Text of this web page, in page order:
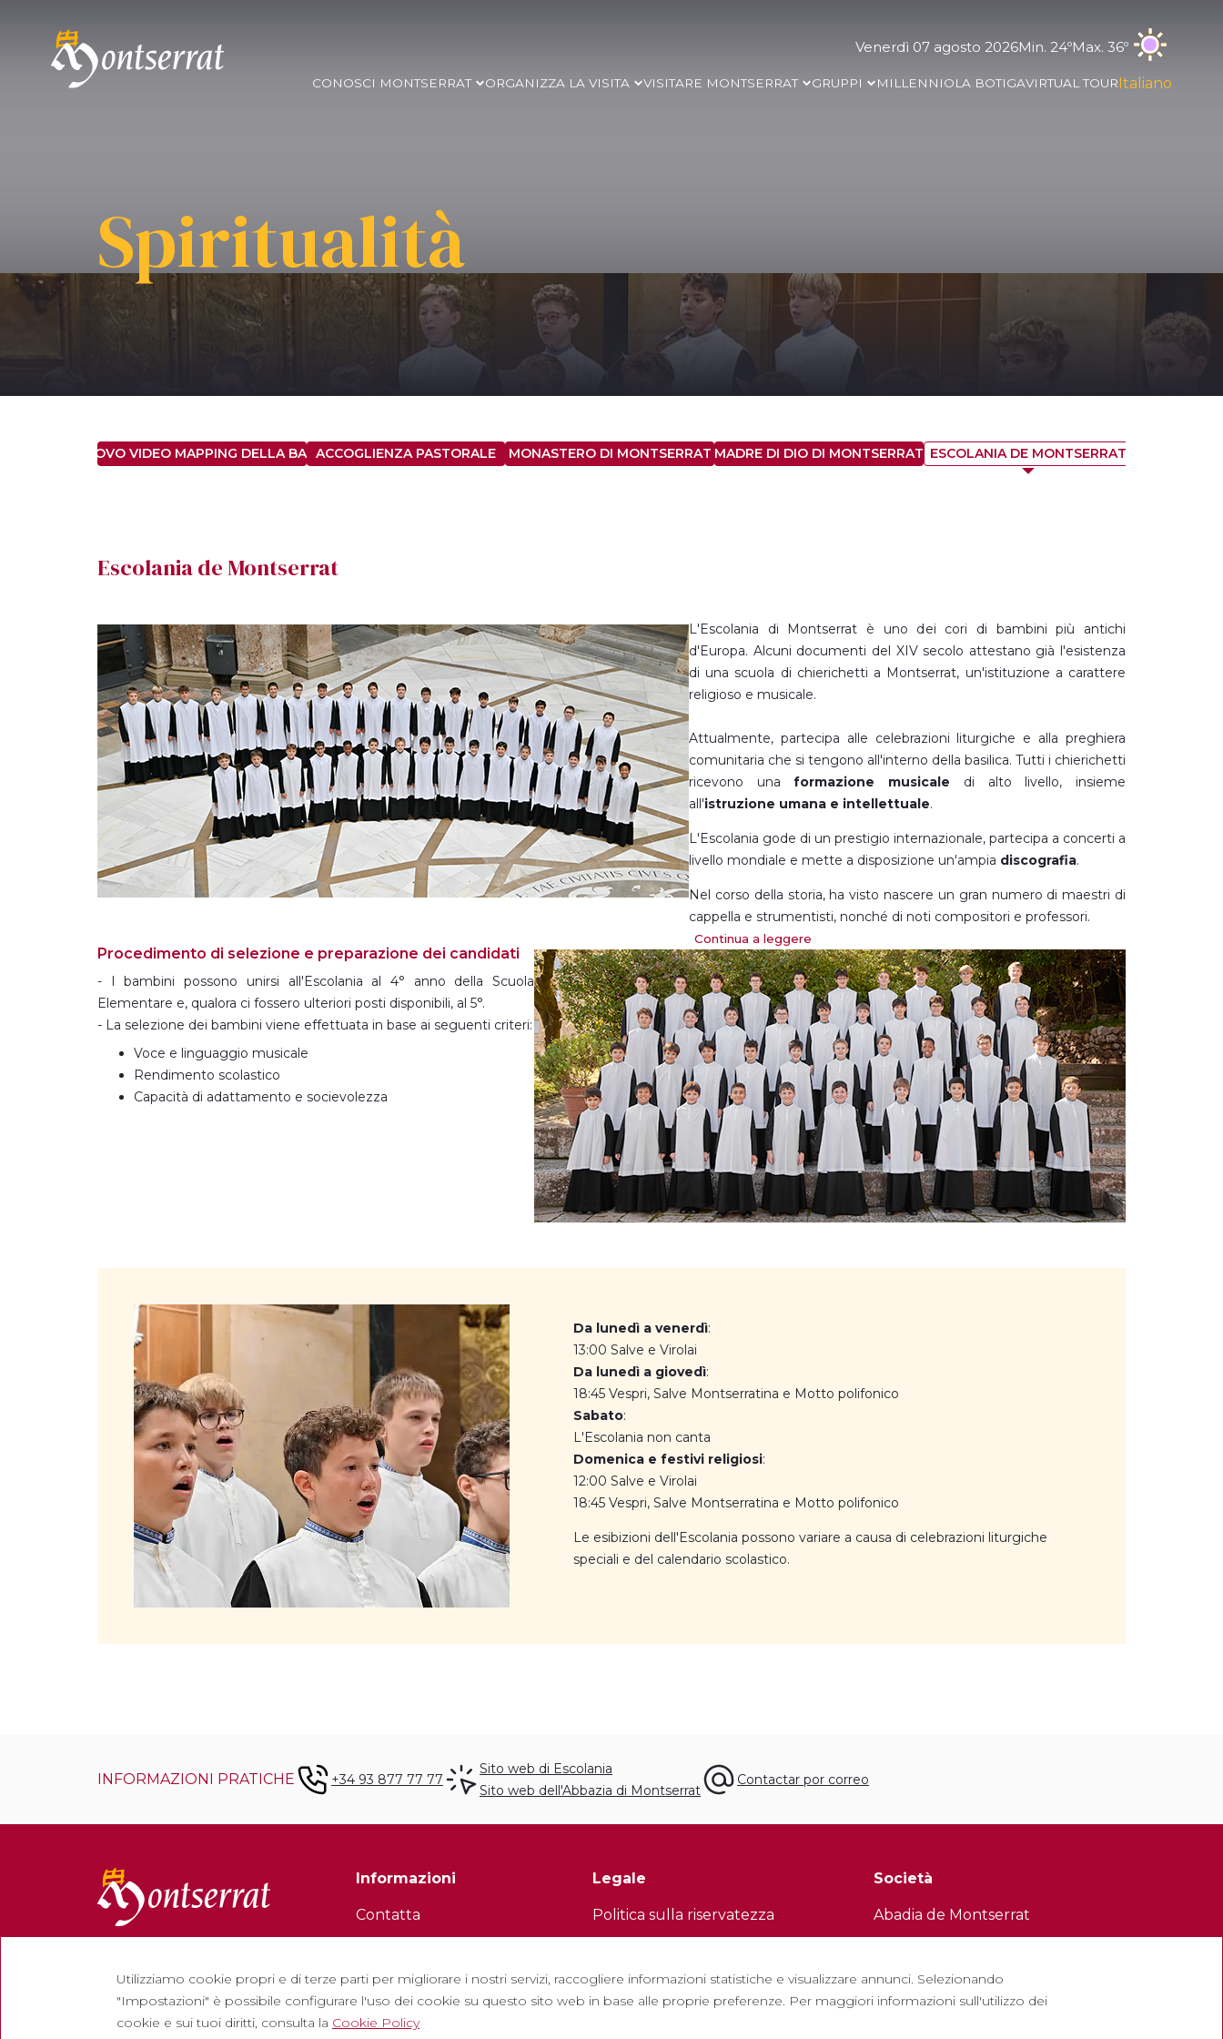
Venerdì 07 agosto 2026Min. 24ºMax. 36º
CONOSCI MONTSERRAT ORGANIZZA LA VISITA VISITARE MONTSERRAT GRUPPI MILLENNIOLA BOTIGAVIRTUAL TOURItaliano
Spiritualità
IL NUOVO VIDEO MAPPING DELLA BASILICA DI SANTA MARIA
ACCOGLIENZA PASTORALE MONASTERO DI MONTSERRAT MADRE DI DIO DI MONTSERRAT ESCOLANIA DE MONTSERRAT
Escolania de Montserrat
L'Escolania di Montserrat è uno dei cori di bambini più antichi
d'Europa. Alcuni documenti del XIV secolo attestano già l'esistenza
di una scuola di chierichetti a Montserrat, un'istituzione a carattere
religioso e musicale.
Attualmente, partecipa alle celebrazioni liturgiche e alla preghiera
comunitaria che si tengono all'interno della basilica. Tutti i chierichetti
ricevono unaformazione musicale di alto livello, insieme
all'istruzione umana e intellettuale.
L'Escolania gode di un prestigio internazionale, partecipa a concerti a
livello mondiale e mette a disposizione un'ampia discografia.
Nel corso della storia, ha visto nascere un gran numero di maestri di
cappella e strumentisti, nonché di noti compositori e professori.
Grazie all'Escolania, la tradizione del monastero permette ad alcuni
monaci di lavorare nell'ambito della creazione, formazione e
produzione musicale.
Continua a leggere
Procedimento di selezione e preparazione dei candidati
- I bambini possono unirsi all'Escolania al 4° anno della Scuola
Elementare e, qualora ci fossero ulteriori posti disponibili, al 5°.
- La selezione dei bambini viene effettuata in base ai seguenti criteri:
Voce e linguaggio musicale
Rendimento scolastico
Capacità di adattamento e socievolezza
Da lunedì a venerdì:
13:00 Salve e Virolai
Da lunedì a giovedì:
18:45 Vespri, Salve Montserratina e Motto polifonico
Sabato:
L'Escolania non canta
Domenica e festivi religiosi:
12:00 Salve e Virolai
18:45 Vespri, Salve Montserratina e Motto polifonico
Le esibizioni dell'Escolania possono variare a causa di celebrazioni liturgiche
speciali e del calendario scolastico.
INFORMAZIONI PRATICHE +34 93 877 77 77
Sito web di Escolania
Sito web dell'Abbazia di Montserrat
Contactar por correo
Informazioni
Contatta
Lavora con noi
Domande frequenti
Biglietto turistico
Legale
Politica sulla riservatezza
Politica dei Social Network
Canale di segnalazione
Società
Abadia de Montserrat
Museo di Montserrat
Utilizziamo cookie propri e di terze parti per migliorare i nostri servizi, raccogliere informazioni statistiche e visualizzare annunci. Selezionando
"Impostazioni" è possibile configurare l'uso dei cookie su questo sito web in base alle proprie preferenze. Per maggiori informazioni sull'utilizzo dei
cookie e sui tuoi diritti, consulta la Cookie Policy